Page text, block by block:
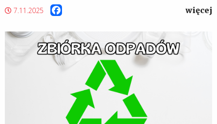
7.11.2025 więcej